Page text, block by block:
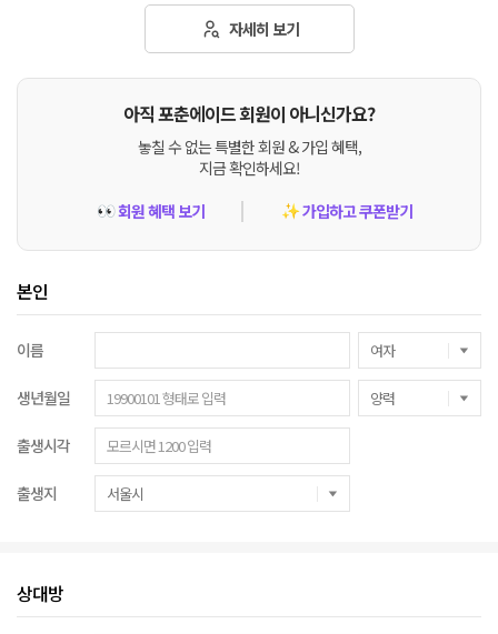
자세히 보기
아직 포춘에이드 회원이 아니신가요?
놓칠 수 없는 특별한 회원 & 가입 혜택,
지금 확인하세요!
👀회원 혜택 보기 ✨가입하고 쿠폰받기
본인
이름
생년월일
출생시각
출생지
상대방